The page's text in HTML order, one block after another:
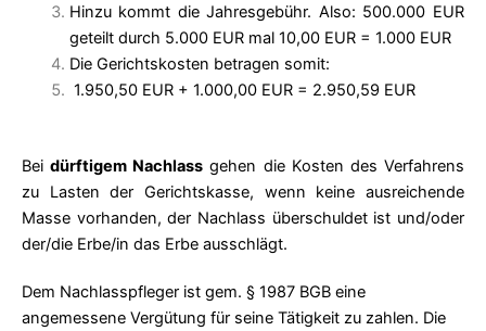
Hinzu kommt die Jahresgebühr. Also: 500.000 EUR
geteilt durch 5.000 EUR mal 10,00 EUR = 1.000 EUR
Die Gerichtskosten betragen somit:
1.950,50 EUR + 1.000,00 EUR = 2.950,59 EUR
Beidürftigem Nachlass gehen die Kosten des Verfahrens
zu Lasten der Gerichtskasse, wenn keine ausreichende
Masse vorhanden, der Nachlass überschuldet ist und/oder
der/die Erbe/in das Erbe ausschlägt.
Dem Nachlasspfleger ist gem. § 1987 BGB eine
angemessene Vergütung für seine Tätigkeit zu zahlen. Die